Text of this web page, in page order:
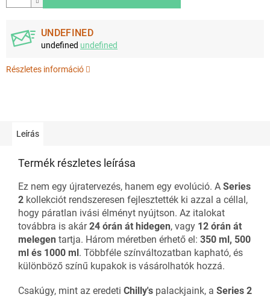
UNDEFINED
undefined undefined
Részletes információ
Leírás
Termék részletes leírása
Ez nem egy újratervezés, hanem egy evolúció. A Series
2 kollekciót rendszeresen fejlesztették ki azzal a céllal,
hogy páratlan ivási élményt nyújtson. Az italokat
továbbra is akár24 órán át hidegen, vagy 12 órán át
melegen tartja. Három méretben érhető el: 350 ml, 500
ml és 1000 ml. Többféle színváltozatban kapható, és
különböző színű kupakok is vásárolhatók hozzá.
Csakúgy, mint az eredeti Chilly's palackjaink, a Series 2